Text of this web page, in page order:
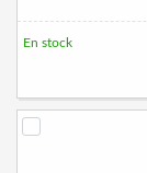
En stock